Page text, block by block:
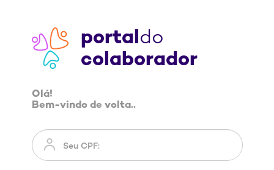
portaldo
colaborador
Olá!
Bem-vindo de volta..